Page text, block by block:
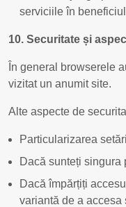
serviciile în
10. Securitate și
În general browserele
vizitat un anumit site.
Alte aspecte de
Particularizarea
Dacă sunteți singura
Dacă împărțiți
variantă de a